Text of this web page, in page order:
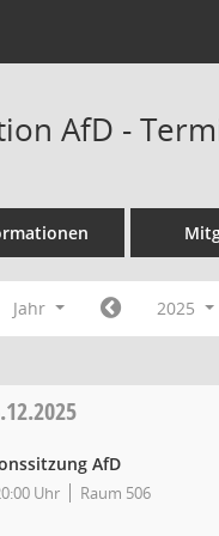
AfD -
Jahr 2025
AfD
Uhr Raum 506